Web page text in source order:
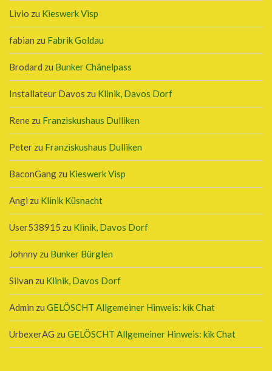
Livio zu Kieswerk Visp
fabian zu Fabrik Goldau
Brodard zu Bunker Chänelpass
Installateur Davos zu Klinik, Davos Dorf
Rene zu Franziskushaus Dulliken
Peter zu Franziskushaus Dulliken
BaconGang zu Kieswerk Visp
Angi zu Klinik Küsnacht
User538915 zu Klinik, Davos Dorf
Johnny zu Bunker Bürglen
Silvan zu Klinik, Davos Dorf
Admin zu GELÖSCHT Allgemeiner Hinweis: kik Chat
UrbexerAG zu GELÖSCHT Allgemeiner Hinweis: kik Chat